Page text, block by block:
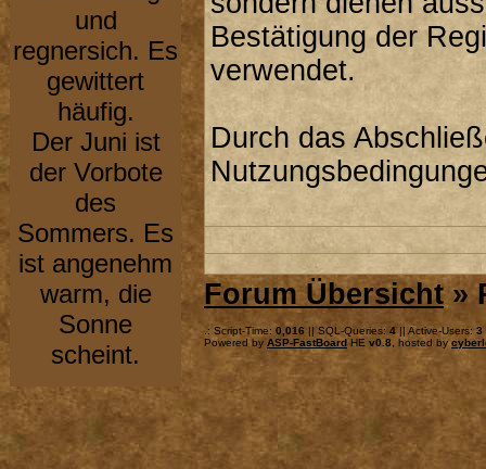
und
regnersich. Es
gewittert
häufig.
Der Juni ist
der Vorbote
des
Sommers. Es
ist angenehm
warm, die
Sonne
scheint.
Bestätigung der
verwendet.
Durch das
Forum Übersicht»
.: Script-Time: 0,016 || SQL-Queries: 4 || Active-Users: 3
Powered by ASP-FastBoard HE v0.8 , hosted by